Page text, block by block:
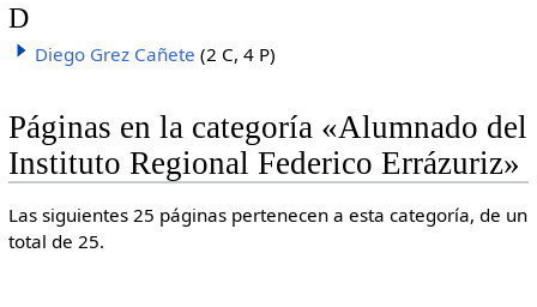
D
Diego Grez Cañete (2 C, 4 P)
Páginas en la categoría «Alumnado del
Instituto Regional Federico Errázuriz»
Las siguientes 25 páginas pertenecen a esta categoría, de un
total de 25.